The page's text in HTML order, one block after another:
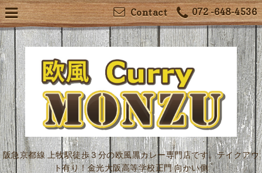
072 -648-4536
Contact
阪急京都線 上牧駅徒歩３分の欧風黒カレー専門店です。テイクアウ
ト有り！金光大阪高等学校正門 向かい側